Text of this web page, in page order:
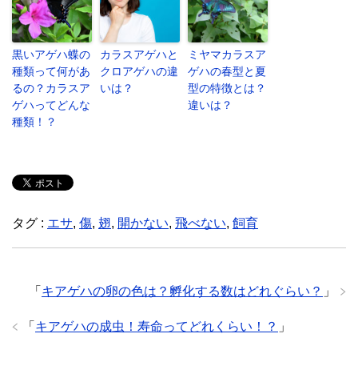
黒いアゲハ蝶の
種類って何があ
るの？カラスア
ゲハってどんな
種類！？
カラスアゲハと
クロアゲハの違
いは？
ミヤマカラスア
ゲハの春型と夏
型の特徴とは？
違いは？
タグ : エサ, 傷, 翅, 開かない, 飛べない, 飼育
「 キアゲハの卵の色は？孵化する数はどれぐらい？ 」
「 キアゲハの成虫！寿命ってどれくらい！？ 」